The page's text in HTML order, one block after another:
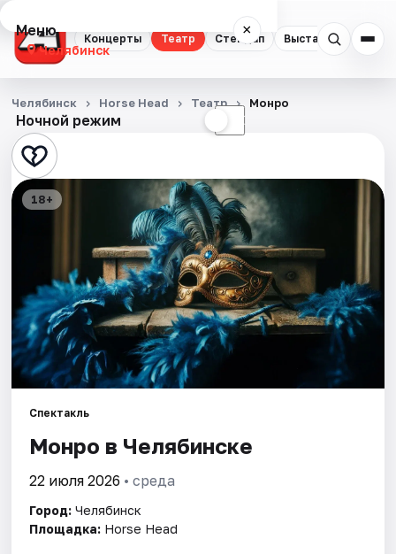
Концерты Театр Стендап Выставки
Меню ×
Челябинск
Концерты
Театр
Стендап
Экскурсии
Спорт
События
Города
Площадки
Артисты
Ночной режим ☾
Челябинск Horse Head Театр Монро
18+
Спектакль
Монро в Челябинске
22 июля 2026 • среда
Город: Челябинск
Площадка: Horse Head